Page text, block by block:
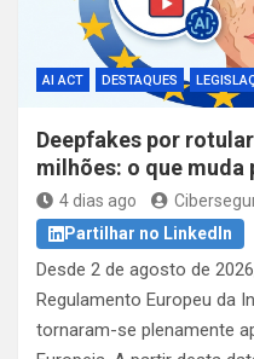
AI ACT DESTAQUES
Deepfakes por
milhões: o que muda
4 dias ago
Partilhar no LinkedIn
Desde 2 de agosto de
Regulamento Europeu da
tornaram-se plenamente